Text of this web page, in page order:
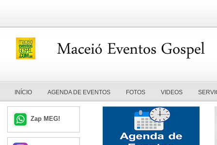
INÍCIO AGENDA DE EVENTOS FOTOS VIDEOS
Zap MEG!